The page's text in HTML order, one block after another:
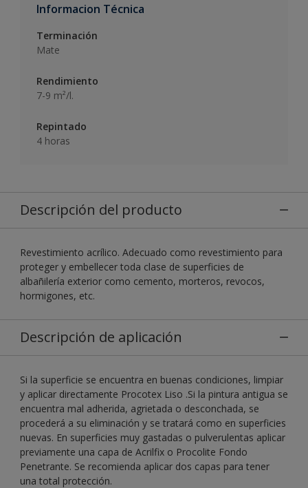
Informacion Técnica
Terminación
Mate
Rendimiento
7-9 m²/l.
Repintado
4 horas
Descripción del producto
Revestimiento acrílico. Adecuado como revestimiento para
proteger y embellecer toda clase de superficies de
albañilería exterior como cemento, morteros, revocos,
hormigones, etc.
Descripción de aplicación
Si la superficie se encuentra en buenas condiciones, limpiar
y aplicar directamente Procotex Liso .Si la pintura antigua se
encuentra mal adherida, agrietada o desconchada, se
procederá a su eliminación y se tratará como en superficies
nuevas. En superficies muy gastadas o pulverulentas aplicar
previamente una capa de Acrilfix o Procolite Fondo
Penetrante. Se recomienda aplicar dos capas para tener
una total protección.